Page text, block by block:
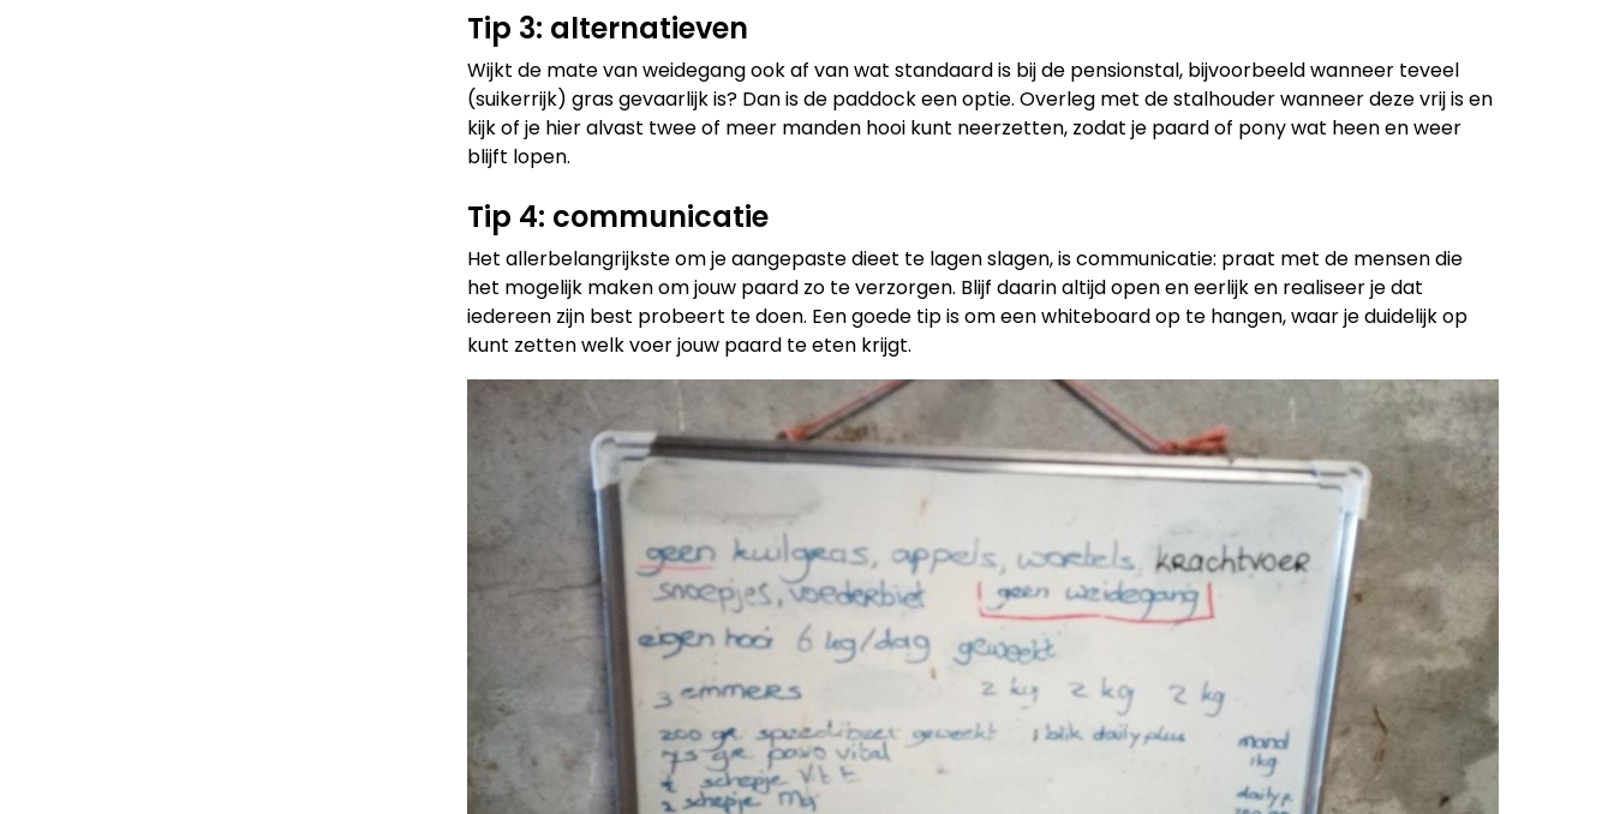
Tip 3: alternatieven
Wijkt de mate van weidegang ook af van wat standaard is bij de pensionstal, bijvoorbeeld wanneer teveel
(suikerrijk) gras gevaarlijk is? Dan is de paddock een optie. Overleg met de stalhouder wanneer deze vrij is en
kijk of je hier alvast twee of meer manden hooi kunt neerzetten, zodat je paard of pony wat heen en weer
blijft lopen.
Tip 4: communicatie
Het allerbelangrijkste om je aangepaste dieet te lagen slagen, is communicatie: praat met de mensen die
het mogelijk maken om jouw paard zo te verzorgen. Blijf daarin altijd open en eerlijk en realiseer je dat
iedereen zijn best probeert te doen. Een goede tip is om een whiteboard op te hangen, waar je duidelijk op
kunt zetten welk voer jouw paard te eten krijgt.